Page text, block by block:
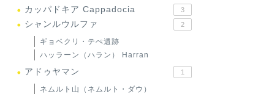
カッパドキア Cappadocia 3
シャンルウルファ 2
ギョベクリ・テぺ遺跡
ハッラーン（ハラン） Harran
アドゥヤマン 1
ネムルト山（ネムルト・ダウ）